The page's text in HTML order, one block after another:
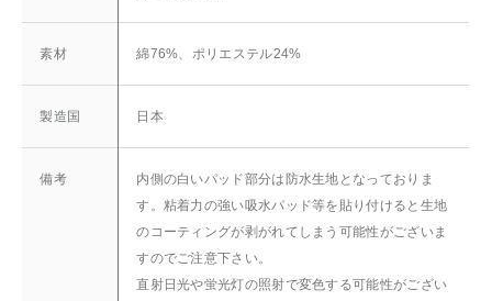
素材 綿76%、ポリエステル24%
製造国 日本
備考
内側の白いパッド部分は防水生地となっておりま
す。粘着力の強い吸水パッド等を貼り付けると生地
のコーティングが剥がれてしまう可能性がございま
すのでご注意下さい。
直射日光や蛍光灯の照射で変色する可能性がござい